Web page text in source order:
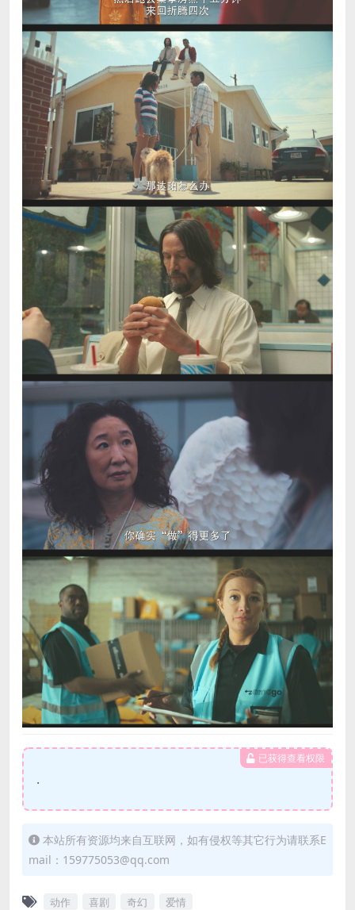
已获得查看权限
.
本站所有资源均来自互联网，如有侵权等其它行为请联系E
mail：159775053@qq.com
动作 喜剧 奇幻 爱情